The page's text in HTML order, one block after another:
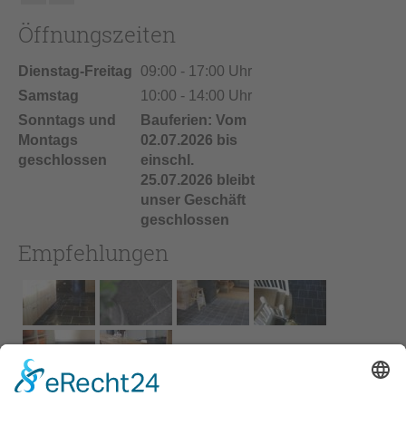
Öffnungszeiten
Dienstag-Freitag
09:00 - 17:00 Uhr
Samstag
10:00 - 14:00 Uhr
Sonntags und
Montags
geschlossen
Bauferien: Vom
02.07.2026 bis
einschl.
25.07.2026 bleibt
unser Geschäft
geschlossen
Empfehlungen